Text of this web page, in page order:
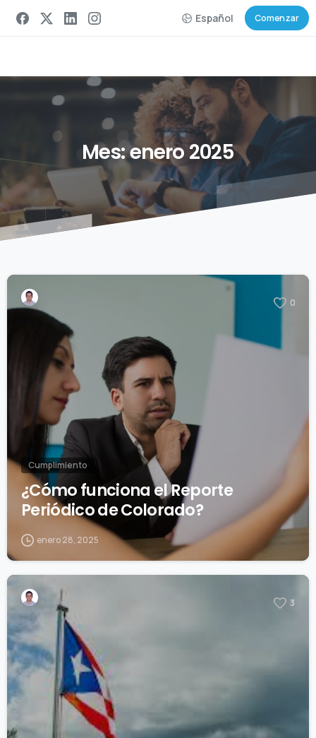
Español Comenzar
Mes:enero2025
0
Cumplimiento
¿Cómo funciona el Reporte
Periódico de Colorado?
enero 28, 2025
3